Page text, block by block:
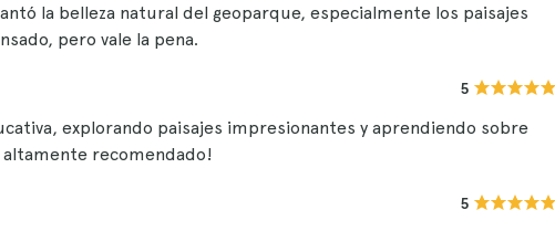
la belleza natural del geoparque, especialmente los paisajes
pero vale la pena.
5
explorando paisajes impresionantes y aprendiendo sobre
altamente recomendado!
5